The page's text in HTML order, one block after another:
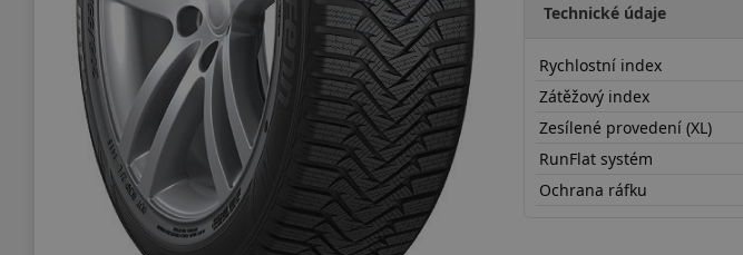
Technické údaje
Rychlostní index
Zátěžový index
Zesílené provedení (XL)
RunFlat systém
Ochrana ráfku